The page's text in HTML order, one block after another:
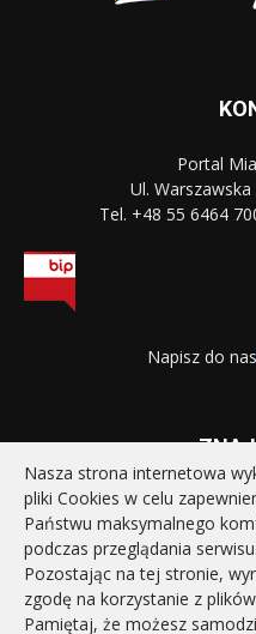
Portal
Ul.
Tel. +48 55 6464
Napisz do
STRONA GŁÓWNA
Nasza strona internetowa
pliki Cookies w celu
Państwu maksymalnego
podczas przeglądania serwisu.
Pozostając na tej stronie,
zgodę na korzystanie z
Pamiętaj, że możesz